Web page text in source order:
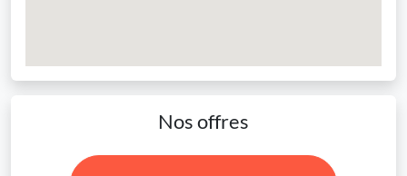
Nos offres